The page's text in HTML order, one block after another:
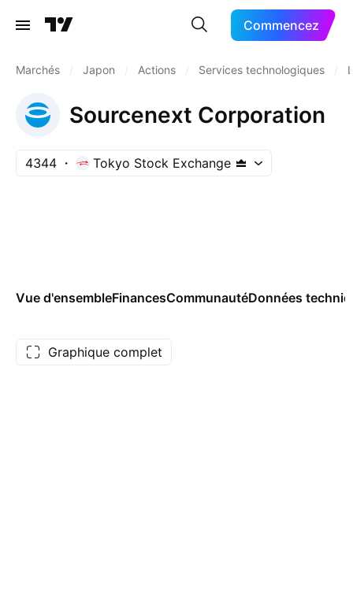
Commencez
Marchés Japon Actions Services technologiques
Sourcenext Corporation
4344 Tokyo Stock Exchange
Vue d'ensembleFinancesCommunautéDonnées
Graphique complet